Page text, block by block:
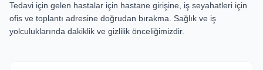
Tedavi için gelen hastalar için hastane girişine, iş seyahatleri için
ofis ve toplantı adresine doğrudan bırakma. Sağlık ve iş
yolculuklarında dakiklik ve gizlilik önceliğimizdir.